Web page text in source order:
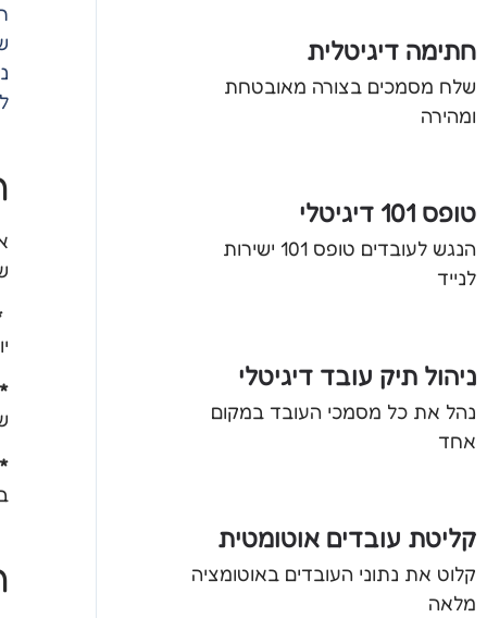
חתימה דיגיטלית
שלח מסמכים בצורה מאובטחת
ומהירה
טופס 101 דיגיטלי
הנגש לעובדים טופס 101 ישירות
לנייד
ניהול תיק עובד דיגיטלי
נהל את כל מסמכי העובד במקום
אחד
קליטת עובדים אוטומטית
קלוט את נתוני העובדים באוטומציה
מלאה
יותר